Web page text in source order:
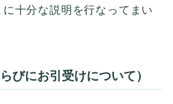
十分な説明を行なってまい
びにお引受けについて）